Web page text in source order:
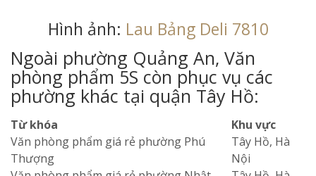
Hình ảnh: Lau Bảng Deli 7810
Ngoài phường Quảng An, Văn
phòng phẩm 5S còn phục vụ các
phường khác tại quận Tây Hồ:
Từ khóa
Khu vực
Văn phòng phẩm giá rẻ phường Phú
Thượng
Tây Hồ, Hà
Nội